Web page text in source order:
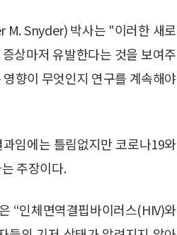
M. Snyder) 박사는 "이러한 새로
상마저 유발한다는 것을 보여주
향이 무엇인지 연구를 계속해야
임에는 틀림없지만 코로나19와
주장이다.
“인체면역결핍바이러스(HIV)와